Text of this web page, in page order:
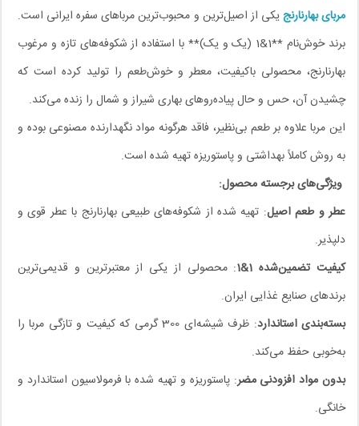
مربای بهارنارنجیکی از اصیل‌ترین و محبوب‌ترین مرباهای سفره ایرانی است.
برند خوش‌نام **1&1 (یک و یک)** با استفاده از شکوفه‌های تازه و مرغوب
بهارنارنج، محصولی باکیفیت، معطر و خوش‌طعم را تولید کرده است که
چشیدن آن، حس و حال پیاده‌روهای بهاری شیراز و شمال را زنده می‌کند.
این مربا علاوه بر طعم بی‌نظیر، فاقد هرگونه مواد نگهدارنده مصنوعی بوده و
به روش کاملاً بهداشتی و پاستوریزه تهیه شده است.
ویژگی‌های برجسته محصول:
عطر و طعم اصیل: تهیه شده از شکوفه‌های طبیعی بهارنارنج با عطر قوی و
دلپذیر.
کیفیت تضمین‌شده 1&1
: محصولی از یکی از معتبرترین و قدیمی‌ترین
برندهای صنایع غذایی ایران.
بسته‌بندی استاندارد
: ظرف شیشه‌ای 300 گرمی که کیفیت و تازگی مربا را
به‌خوبی حفظ می‌کند.
بدون مواد افزودنی مضر: پاستوریزه و تهیه شده با فرمولاسیون استاندارد و
خانگی.